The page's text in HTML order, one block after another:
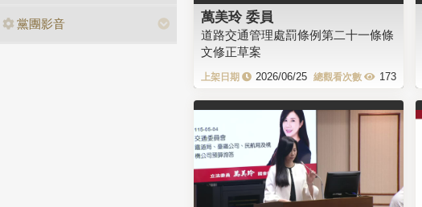
黨團影音
萬美玲 委員
道路交通管理處罰條例第二十一條條
文修正草案
2026/06/25 173